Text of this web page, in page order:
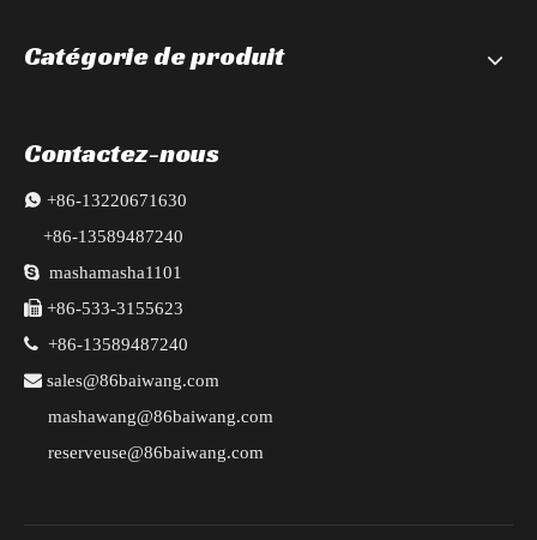
Catégorie de produit
Contactez-nous
 +86-13220671630
+86-13589487240
 mashamasha1101
 +86-533-3155623
 +86-13589487240
 sales@86baiwang.com
mashawang@86baiwang.com
reserveuse@86baiwang.com